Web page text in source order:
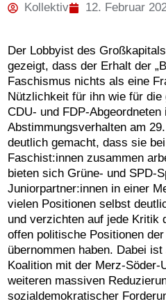
Kollektiv 12. Februar
Der Lobbyist des
gezeigt, dass der Erhalt der
Faschismus nichts als eine
Nützlichkeit für ihn wie für die
CDU- und FDP-
Abstimmungsverhalten am
deutlich gemacht, dass sie
Faschist:innen zusammen
bieten sich Grüne- und SPD-
Juniorpartner:innen in einer
vielen Positionen selbst
und verzichten auf jede Kritik
offen politische Positionen
übernommen haben. Dabei
Koalition mit der Merz-Söder-
weiteren massiven
sozialdemokratischer